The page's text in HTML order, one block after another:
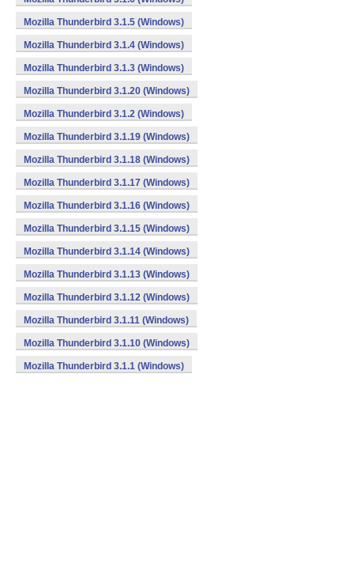
Mozilla Thunderbird 3.1.5 (Windows)
Mozilla Thunderbird 3.1.4 (Windows)
Mozilla Thunderbird 3.1.3 (Windows)
Mozilla Thunderbird 3.1.20 (Windows)
Mozilla Thunderbird 3.1.2 (Windows)
Mozilla Thunderbird 3.1.19 (Windows)
Mozilla Thunderbird 3.1.18 (Windows)
Mozilla Thunderbird 3.1.17 (Windows)
Mozilla Thunderbird 3.1.16 (Windows)
Mozilla Thunderbird 3.1.15 (Windows)
Mozilla Thunderbird 3.1.14 (Windows)
Mozilla Thunderbird 3.1.13 (Windows)
Mozilla Thunderbird 3.1.12 (Windows)
Mozilla Thunderbird 3.1.11 (Windows)
Mozilla Thunderbird 3.1.10 (Windows)
Mozilla Thunderbird 3.1.1 (Windows)